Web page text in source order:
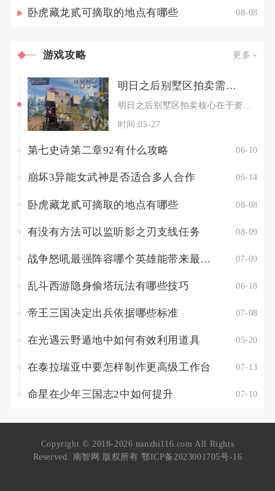
卧虎藏龙贰可摘取的地点有哪些 08-08
游戏攻略 更多
明日之后别墅区拍卖需要注意哪些事项
时间:05-27
第七史诗第二章92有什么攻略 06-10
崩坏3异能女武神是否适合多人合作 06-14
卧虎藏龙贰可摘取的地点有哪些 08-08
有没有方法可以监听影之刃支线任务 08-09
战争怒吼最强阵容哪个英雄能带来最高的输出 07-09
乱斗西游隐身偷塔玩法有哪些技巧 06-18
帝王三国决定出兵依据哪些标准 07-08
在光遇云野遁地中如何有效利用道具 05-20
在泰拉瑞亚中要怎样制作更高级工作台 07-13
命星在少年三国志2中如何提升 07-10
Copyright © 2018-2026 nanzhi116.com All Rights
Reserved. 南智网 版权所有 鄂ICP备2023001705号-16